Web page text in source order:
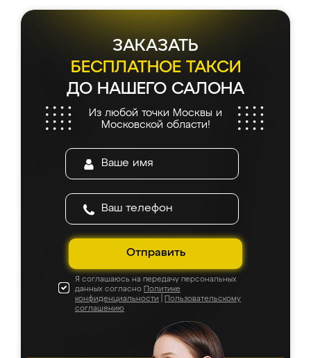
ЗАКАЗАТЬ
БЕСПЛАТНОЕ ТАКСИ
ДО НАШЕГО САЛОНА
Из любой точки Москвы и
Московской области!
Отправить
Я соглашаюсь на передачу персональных
данных согласно Политике
конфиденциальности
Пользовательскому
соглашению